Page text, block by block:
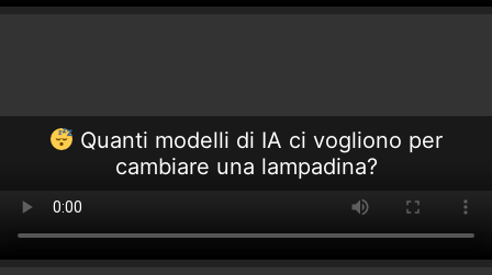
Quanti modelli di IA ci vogliono per
cambiare una lampadina?